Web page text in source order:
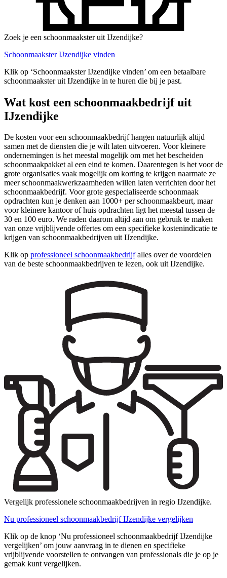
Zoek je een schoonmaakster uit IJzendijke?
Schoonmaakster IJzendijke vinden
Klik op ‘Schoonmaakster IJzendijke vinden’ om een betaalbare
schoonmaakster uit IJzendijke in te huren die bij je past.
Wat kost een schoonmaakbedrijf uit
IJzendijke
De kosten voor een schoonmaakbedrijf hangen natuurlijk altijd
samen met de diensten die je wilt laten uitvoeren. Voor kleinere
ondernemingen is het meestal mogelijk om met het bescheiden
schoonmaakpakket al een eind te komen. Daarentegen is het voor de
grote organisaties vaak mogelijk om korting te krijgen naarmate ze
meer schoonmaakwerkzaamheden willen laten verrichten door het
schoonmaakbedrijf. Voor grote gespecialiseerde schoonmaak
opdrachten kun je denken aan 1000+ per schoonmaakbeurt, maar
voor kleinere kantoor of huis opdrachten ligt het meestal tussen de
30 en 100 euro. We raden daarom altijd aan om gebruik te maken
van onze vrijblijvende offertes om een specifieke kostenindicatie te
krijgen van schoonmaakbedrijven uit IJzendijke.
Klik op professioneel schoonmaakbedrijfalles over de voordelen
van de beste schoonmaakbedrijven te lezen, ook uit IJzendijke.
Vergelijk professionele schoonmaakbedrijven in regio IJzendijke.
Nu professioneel schoonmaakbedrijf IJzendijke vergelijken
Klik op de knop ‘Nu professioneel schoonmaakbedrijf IJzendijke
vergelijken’ om jouw aanvraag in te dienen en specifieke
vrijblijvende voorstellen te ontvangen van professionals die je op je
gemak kunt vergelijken.